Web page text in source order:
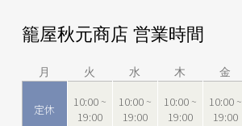
籠屋秋元商店 営業時間
月 火 水 木 金
定休
10:00 ~
19:00
10:00 ~
19:00
10:00 ~
19:00
10:00 ~
19:00